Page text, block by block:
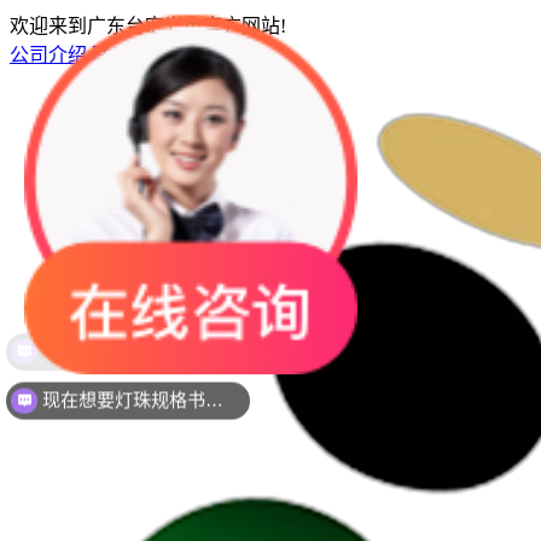
欢迎来到广东台宏光电官方网站!
公司介绍 联系我们 网站地图